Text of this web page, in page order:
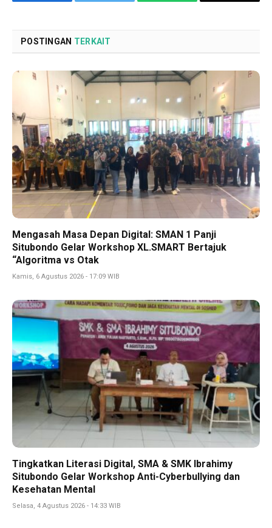
POSTINGAN TERKAIT
Mengasah Masa Depan Digital: SMAN 1 Panji
Situbondo Gelar Workshop XL.SMART Bertajuk
“Algoritma vs Otak
Kamis, 6 Agustus 2026 - 17:09 WIB
Tingkatkan Literasi Digital, SMA & SMK Ibrahimy
Situbondo Gelar Workshop Anti-Cyberbullying dan
Kesehatan Mental
Selasa, 4 Agustus 2026 - 14:33 WIB